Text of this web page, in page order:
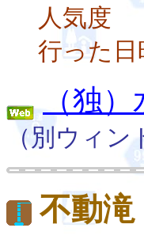
人気
行った
（独
（別ウィン
不動滝